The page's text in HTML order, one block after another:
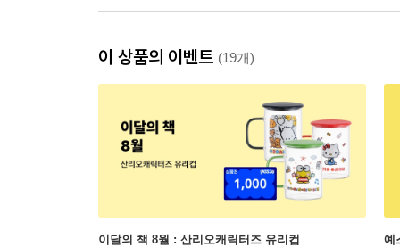
이 상품의 이벤트 (19개)
이달의 책 8월 : 산리오캐릭터즈 유리컵 예